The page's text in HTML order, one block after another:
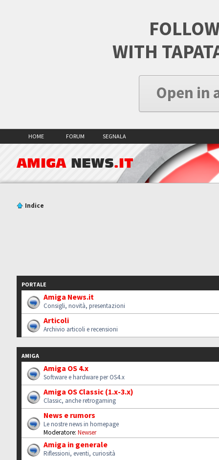
WITH
Open in
HOME FORUM SEGNALA
AMIGA NEWS.IT
Indice
PORTALE
Amiga News.it
Consigli, novità, presentazioni
Articoli
Archivio articoli e recensioni
AMIGA
Amiga OS 4.x
Software e hardware per OS4.x
Amiga OS Classic (1.x-3.x)
Classic, anche retrogaming
News e rumors
Le nostre news in homepage
Moderatore: Newser
Amiga in generale
Riflessioni, eventi, curiosità